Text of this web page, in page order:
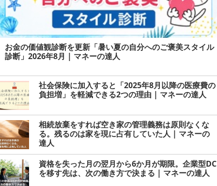
お金の価値観診断を更新「暑い夏の自分へのご褒美スタイル
診断」2026年8月 | マネーの達人
社会保険に加入すると「2025年8月以降の医療費の
負担増」を軽減できる2つの理由 | マネーの達人
相続放棄をすれば空き家の管理義務は原則なくな
る。残るのは家を現に占有していた人 | マネーの
達人
資格を失った月の翌月から6か月が期限。企業型DC
を移す先は、次の働き方で決まる | マネーの達人